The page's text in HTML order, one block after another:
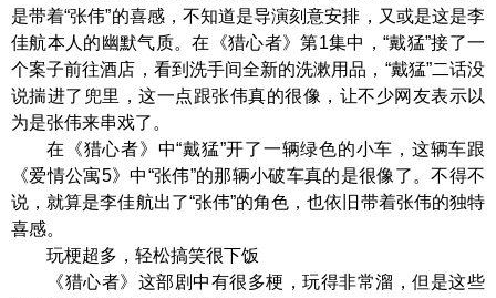
是带着“张伟”的喜感，不知道是导演刻意安排，又或是这是李
佳航本人的幽默气质。在《猎心者》第1集中，“戴猛”接了一
个案子前往酒店，看到洗手间全新的洗漱用品，“戴猛”二话没
说揣进了兜里，这一点跟张伟真的很像，让不少网友表示以
为是张伟来串戏了。
在《猎心者》中“戴猛”开了一辆绿色的小车，这辆车跟
《爱情公寓5》中“张伟”的那辆小破车真的是很像了。不得不
说，就算是李佳航出了“张伟”的角色，也依旧带着张伟的独特
喜感。
玩梗超多，轻松搞笑很下饭
《猎心者》这部剧中有很多梗，玩得非常溜，但是这些